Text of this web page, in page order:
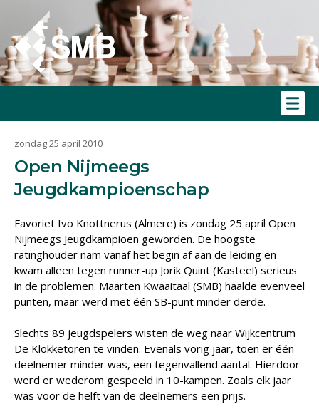
zondag 25 april 2010
Open Nijmeegs
Jeugdkampioenschap
Favoriet Ivo Knottnerus (Almere) is zondag 25 april Open
Nijmeegs Jeugdkampioen geworden. De hoogste
ratinghouder nam vanaf het begin af aan de leiding en
kwam alleen tegen runner-up Jorik Quint (Kasteel) serieus
in de problemen. Maarten Kwaaitaal (SMB) haalde evenveel
punten, maar werd met één SB-punt minder derde.
Slechts 89 jeugdspelers wisten de weg naar Wijkcentrum
De Klokketoren te vinden. Evenals vorig jaar, toen er één
deelnemer minder was, een tegenvallend aantal. Hierdoor
werd er wederom gespeeld in 10-kampen. Zoals elk jaar
was voor de helft van de deelnemers een prijs.